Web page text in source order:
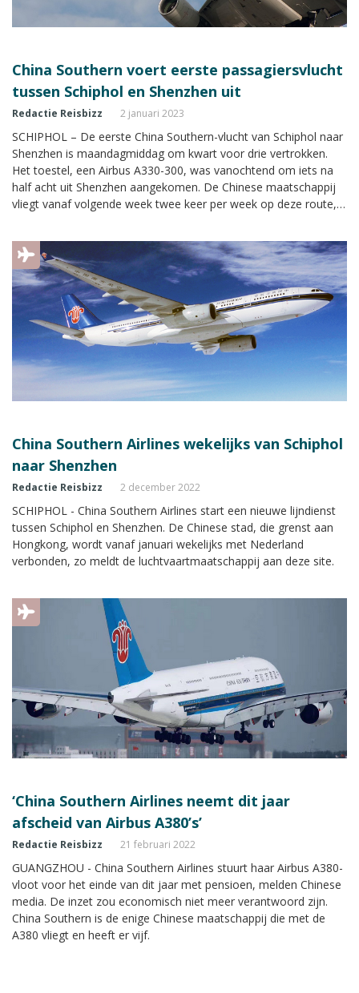
China Southern voert eerste passagiersvlucht
tussen Schiphol en Shenzhen uit
Redactie Reisbizz 2 januari 2023
SCHIPHOL – De eerste China Southern-vlucht van Schiphol naar
Shenzhen is maandagmiddag om kwart voor drie vertrokken.
Het toestel, een Airbus A330-300, was vanochtend om iets na
half acht uit Shenzhen aangekomen. De Chinese maatschappij
vliegt vanaf volgende week twee keer per week op deze route,
China Southern Airlines wekelijks van Schiphol
naar Shenzhen
Redactie Reisbizz 2 december 2022
SCHIPHOL - China Southern Airlines start een nieuwe lijndienst
tussen Schiphol en Shenzhen. De Chinese stad, die grenst aan
Hongkong, wordt vanaf januari wekelijks met Nederland
verbonden, zo meldt de luchtvaartmaatschappij aan deze site.
‘China Southern Airlines neemt dit jaar
afscheid van Airbus A380’s’
Redactie Reisbizz 21 februari 2022
GUANGZHOU - China Southern Airlines stuurt haar Airbus A380-
vloot voor het einde van dit jaar met pensioen, melden Chinese
media. De inzet zou economisch niet meer verantwoord zijn.
China Southern is de enige Chinese maatschappij die met de
A380 vliegt en heeft er vijf.